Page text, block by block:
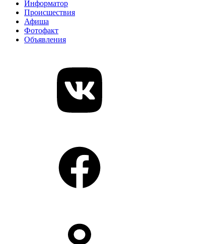
Информатор
Происшествия
Афиша
Фотофакт
Объявления